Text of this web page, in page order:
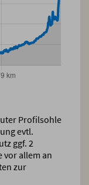
Profilsohle
evtl.
ggf. 2
vor allem an
zur